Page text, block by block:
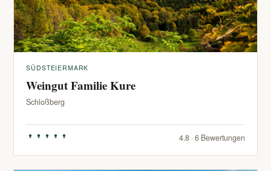
SÜDSTEIERMARK
Weingut Familie Kure
Schloßberg
4.8 · 6 Bewertungen